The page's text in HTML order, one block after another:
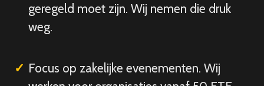
geregeld moet zijn. Wij nemen die druk
weg.
Focus op zakelijke evenementen. Wij